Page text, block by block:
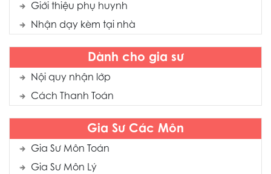
Giới thiệu phụ huynh
Nhận dạy kèm tại nhà
Dành cho gia sư
Nội quy nhận lớp
Cách Thanh Toán
Gia Sư Các Môn
Gia Sư Môn Toán
Gia Sư Môn Lý